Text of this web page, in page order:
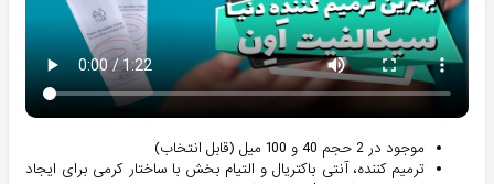
موجود در 2 حجم 40 و 100 میل (قابل انتخاب)
ترمیم کننده، آنتی باکتریال و التیام بخش با ساختار کرمی برای ایجاد